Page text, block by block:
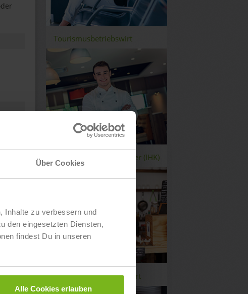
Über Cookies
Inhalte zu verbessern und
den eingesetzten Diensten,
findest Du in unseren
Alle Cookies erlauben
Tourismusbetriebswirt
Geprüfter Küchenmeister (IHK)
Gastronomiebetriebswirt